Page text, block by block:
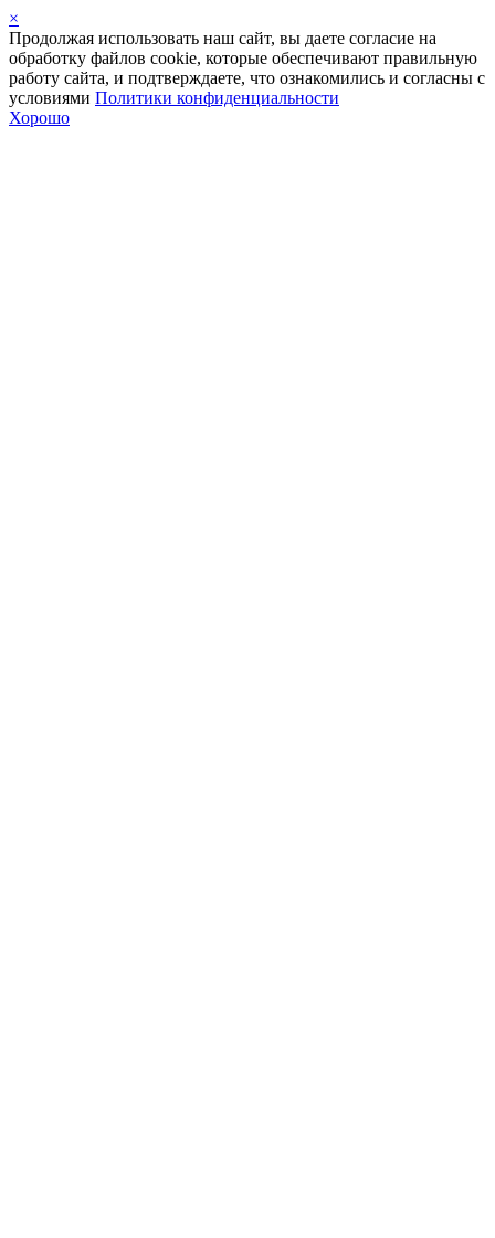
×
Продолжая использовать наш сайт, вы даете согласие на
обработку файлов cookie, которые обеспечивают правильную
работу сайта, и подтверждаете, что ознакомились и согласны с
условиями Политики конфиденциальности
Хорошо